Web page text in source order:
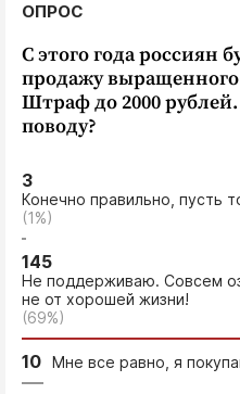
ОПРОС
С этого года россиян
продажу выращенного
Штраф до 2000
поводу?
3
Конечно правильно, пусть
(1%)
145
Не поддерживаю. Совсем
не от хорошей жизни!
(69%)
10 Мне все равно, я